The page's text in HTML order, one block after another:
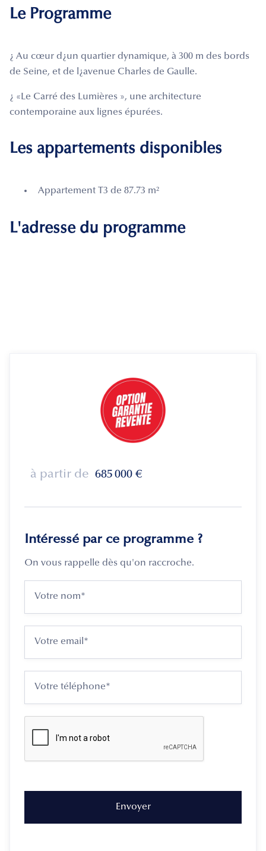
Le Programme
¿ Au cœur d¿un quartier dynamique, à 300 m des bords
de Seine, et de l¿avenue Charles de Gaulle.
¿ «Le Carré des Lumières », une architecture
contemporaine aux lignes épurées.
Les appartements disponibles
Appartement T3 de 87.73 m²
L'adresse du programme
à partir de 685 000 €
Intéressé par ce programme ?
On vous rappelle dès qu'on raccroche.